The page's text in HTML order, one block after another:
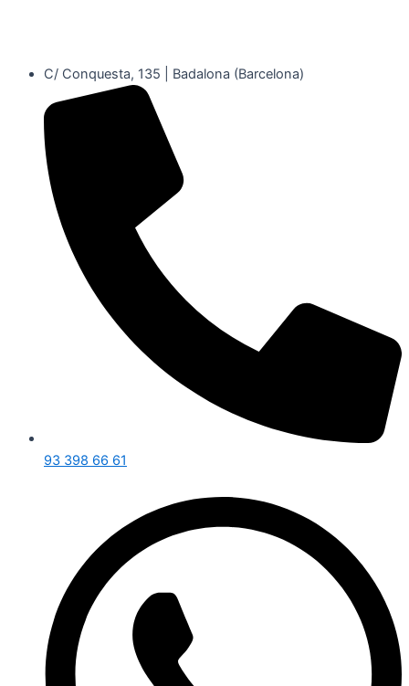
C/ Conquesta, 135 | Badalona (Barcelona)
93 398 66 61